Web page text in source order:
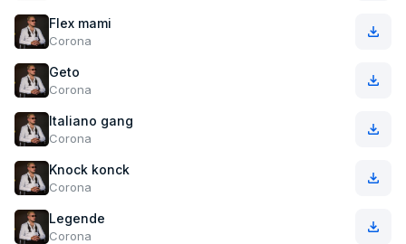
Flex mami
Corona
Geto
Corona
Italiano gang
Corona
Knock konck
Corona
Legende
Corona